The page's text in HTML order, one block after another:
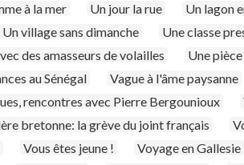
à la mer Un jour la rue Un lagon
Un village sans dimanche Une classe
des amasseurs de volailles Une
au Sénégal Vague à l'âme paysanne
rencontres avec Pierre Bergounioux
bretonne: la grève du joint français
Vous êtes jeune ! Voyage en Gallesie